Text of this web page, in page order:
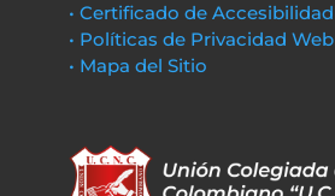
• Certificado de Accesibilidad
• Políticas de Privacidad Web
• Mapa del Sitio